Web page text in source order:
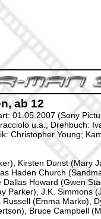
ab 12
01.05.2007 (Sony
u.a.; Drehbuch:
Christopher Young;
Kirsten Dunst (Mary
Haden Church
Howard (Gwen
Parker), J.K. Simmons
(Emma Marko),
Bruce Campbell